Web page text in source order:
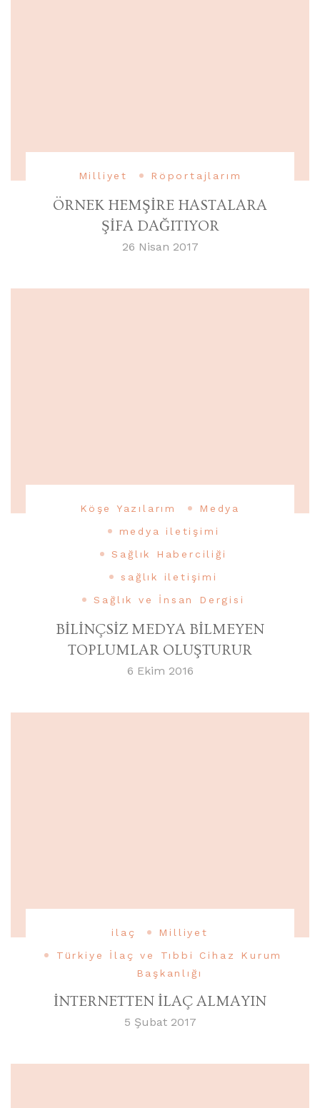
Milliyet Röportajlarım
ÖRNEK HEMŞİRE HASTALARA
ŞİFA DAĞITIYOR
26 Nisan 2017
Köşe Yazılarım
Medya
medya iletişimi
Sağlık Haberciliği
sağlık iletişimi
Sağlık ve İnsan Dergisi
BİLİNÇSİZ MEDYA BİLMEYEN
TOPLUMLAR OLUŞTURUR
6 Ekim 2016
ilaç
Milliyet
Türkiye İlaç ve Tıbbi Cihaz Kurum
Başkanlığı
İNTERNETTEN İLAÇ ALMAYIN
5 Şubat 2017